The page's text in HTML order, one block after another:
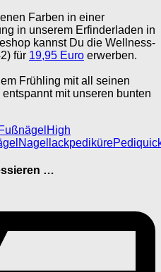
Farben in einer
in unserem Erfinderladen in
kannst Du die Wellness-
für 19,95 Euro erwerben.
Frühling mit all seinen
mit unseren bunten
Fußnägel High
Nagellackpediküre
…